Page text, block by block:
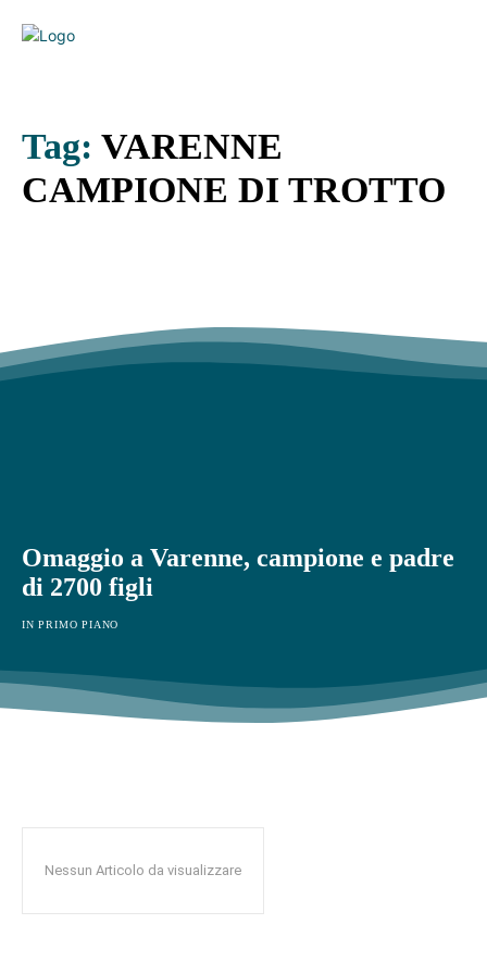
Tag: VARENNE
CAMPIONE DI TROTTO
Omaggio a Varenne, campione e padre
di 2700 figli
IN PRIMO PIANO
Nessun Articolo da visualizzare